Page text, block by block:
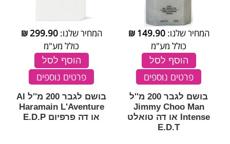
המחיר שלנו:149.90
₪
כולל מע"מ
הוסף לסל
פרטים נוספים
המחיר שלנו:299.90
₪
כולל מע"מ
הוסף לסל
פרטים נוספים
בושם לגבר 200 מ''ל
Jimmy Choo Man
Intense או דה טואלט
E.D.T
בושם לגבר 200 מ''ל Al
Haramain L'Aventure
או דה פרפיום E.D.P